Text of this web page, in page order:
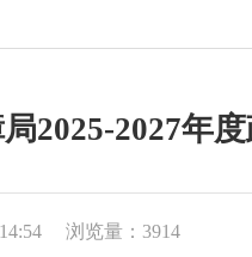
2025-2027年
浏览量：3914